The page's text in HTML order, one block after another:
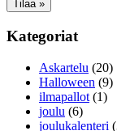
Kategoriat
Askartelu (20)
Halloween (9)
ilmapallot (1)
joulu (6)
joulukalenteri